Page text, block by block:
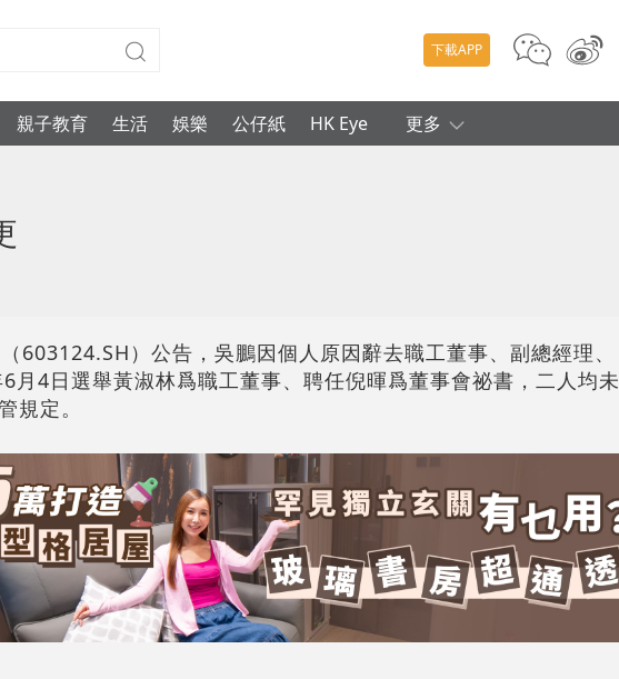
下載APP
親子教育 生活 娛樂 公仔紙 HK Eye 更多
603124.SH）公告，吳鵬因個人原因辭去職工董事、副總經理、
月4日選舉黃淑林爲職工董事、聘任倪暉爲董事會祕書，二人均未
規定。